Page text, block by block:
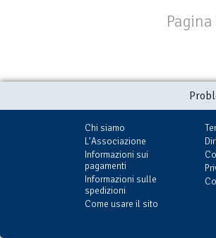
Chi siamo
L'Associazione
Informazioni sui
pagamenti
Informazioni sulle
spedizioni
Come usare il sito